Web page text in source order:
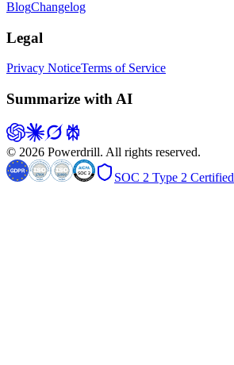
BlogChangelog
Legal
Privacy NoticeTerms of Service
Summarize with AI
© 2026 Powerdrill. All rights reserved.
SOC 2 Type 2 Certified